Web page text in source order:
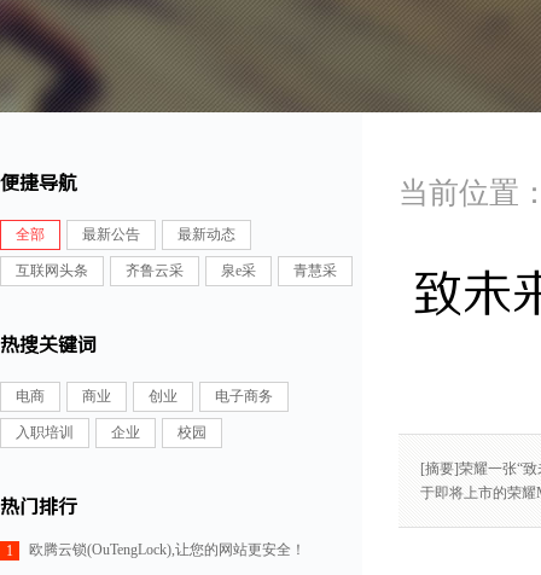
便捷导航
全部 最新公告 最新动态
互联网头条 齐鲁云采 泉e采 青慧采
热搜关键词
电商 商业 创业 电子商务
入职培训 企业 校园
热门排行
1 欧腾云锁(OuTengLock),让您的网站更安全！
致未
[摘要]荣耀一张“
于即将上市的荣耀